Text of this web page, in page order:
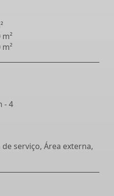
- 4
serviço, Área externa,